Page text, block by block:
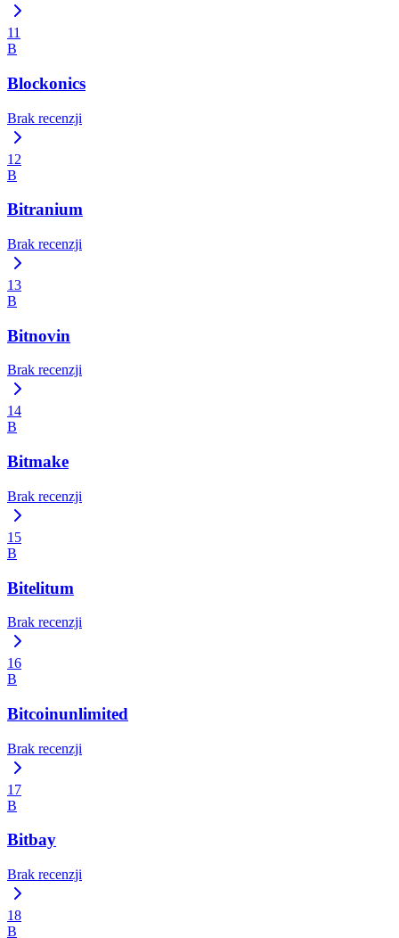
11
B
Blockonics
Brak recenzji
12
B
Bitranium
Brak recenzji
13
B
Bitnovin
Brak recenzji
14
B
Bitmake
Brak recenzji
15
B
Bitelitum
Brak recenzji
16
B
Bitcoinunlimited
Brak recenzji
17
B
Bitbay
Brak recenzji
18
B